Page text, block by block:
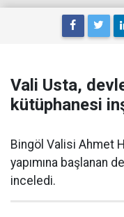
Vali Usta,
kütüphanesi
Bingöl Valisi Ahmet
yapımına başlanan
inceledi.